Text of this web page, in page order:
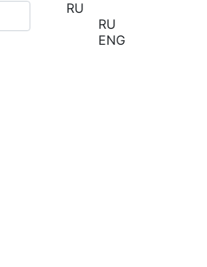
RU
RU
ENG